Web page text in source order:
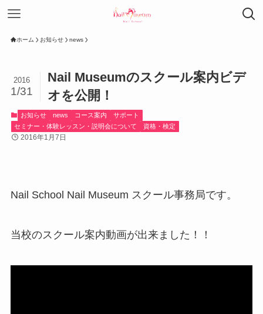
ホーム お知らせ news
Nail Museumのスクール案内ビデ
オを公開！
2016
1/31
お知らせ news コース案内
サポート
セミナー・体験レッスン・説明会について
資格・検定
2016年1月7日
Nail School Nail Museum スクール事務局です。
当校のスクール案内動画が出来ました！！